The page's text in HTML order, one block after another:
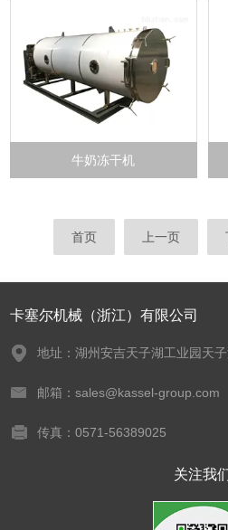
牛奶冻干机
首页 上一页
卡塞尔机械（浙江）有限公司
地址：湖州安吉天子湖工业园天
邮箱：sales@kassel-group.com
传真：0571-56389025
关注我